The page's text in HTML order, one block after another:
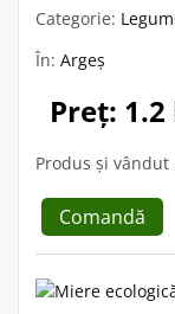
Categorie:
În: Argeș
Preț: 1.2
Produs și vândut
Comandă